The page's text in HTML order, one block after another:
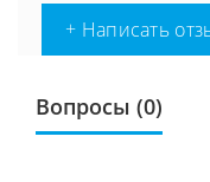
+ Написать
Вопросы (0)